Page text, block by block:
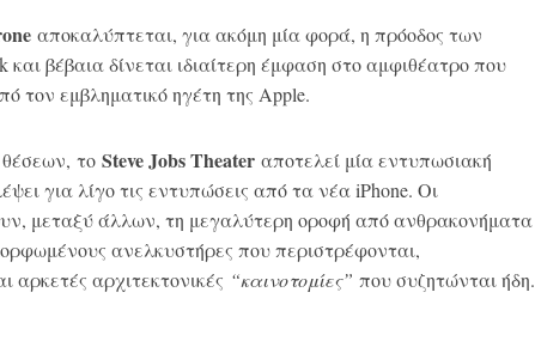
αποκαλύπτεται, για ακόμη μία φορά, η πρόοδος των
βέβαια δίνεται ιδιαίτερη έμφαση στο αμφιθέατρο που
τον εμβληματικό ηγέτη της Apple.
το Steve Jobs Theater αποτελεί μία εντυπωσιακή
για λίγο τις εντυπώσεις από τα νέα iPhone. Οι
μεταξύ άλλων, τη μεγαλύτερη οροφή από ανθρακονήματα
ανελκυστήρες που περιστρέφονται,
αρκετές αρχιτεκτονικές “καινοτομίες” που συζητώνται ήδη.